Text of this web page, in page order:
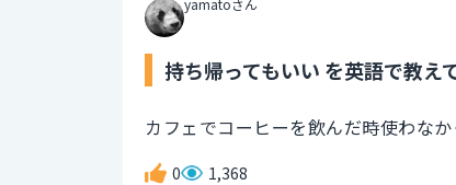
持ち帰ってもいい を英語で教え
カフェでコーヒーを飲んだ時使わな
0 1,368